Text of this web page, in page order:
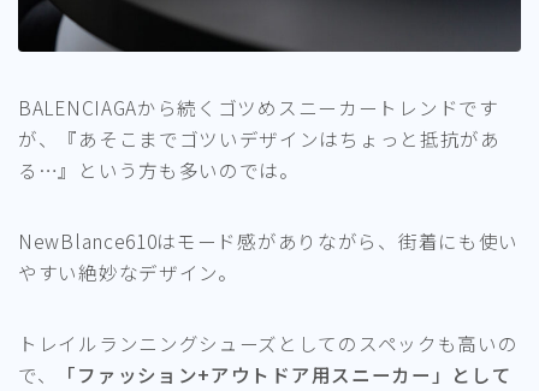
BALENCIAGAから続くゴツめスニーカートレンドです
が、『あそこまでゴツいデザインはちょっと抵抗があ
る…』という方も多いのでは。
NewBlance610はモード感がありながら、街着にも使い
やすい絶妙なデザイン。
トレイルランニングシューズとしてのスペックも高いの
で、
「ファッション+アウトドア用スニーカー」として